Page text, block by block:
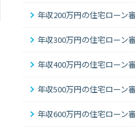
年収200万円の住宅ローン
年収300万円の住宅ローン
年収400万円の住宅ローン
年収500万円の住宅ローン
年収600万円の住宅ローン